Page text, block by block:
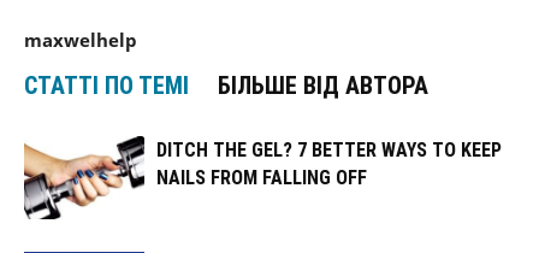
maxwelhelp
СТАТТІ ПО ТЕМІ БІЛЬШЕ ВІД АВТОРА
DITCH THE GEL? 7 BETTER WAYS TO KEEP
NAILS FROM FALLING OFF